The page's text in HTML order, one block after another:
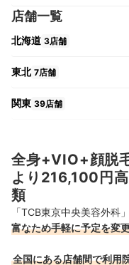
店舗一覧
北海道 3店舗
東北 7店舗
関東 39店舗
関西 14店舗
中国・四国
九州・沖縄 12店舗
全身+VIO+顔脱
より216,100円
類
「TCB東京中央美容外科」
富なため手軽に予定を変
全国にある店舗間で利用